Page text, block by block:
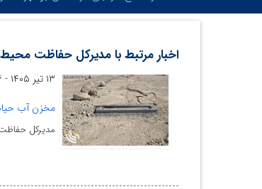
هشدار سطح نارنجی در استان بوشهر صادر
اخبار مرتبط با مدیرکل حفاظت
۱۳ تیر ۱۴۰۵ - ۱۵:۴۶
مخزن آب
مدیرکل حفاظت محیط